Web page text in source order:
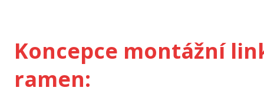
Koncepce montážní
ramen: